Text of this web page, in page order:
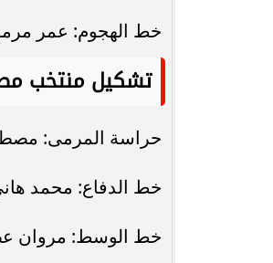
خط الهجوم: عمر
تشكيل منتخب
حراسة المرمى:
خط الدفاع: محمد
خط الوسط: مروان